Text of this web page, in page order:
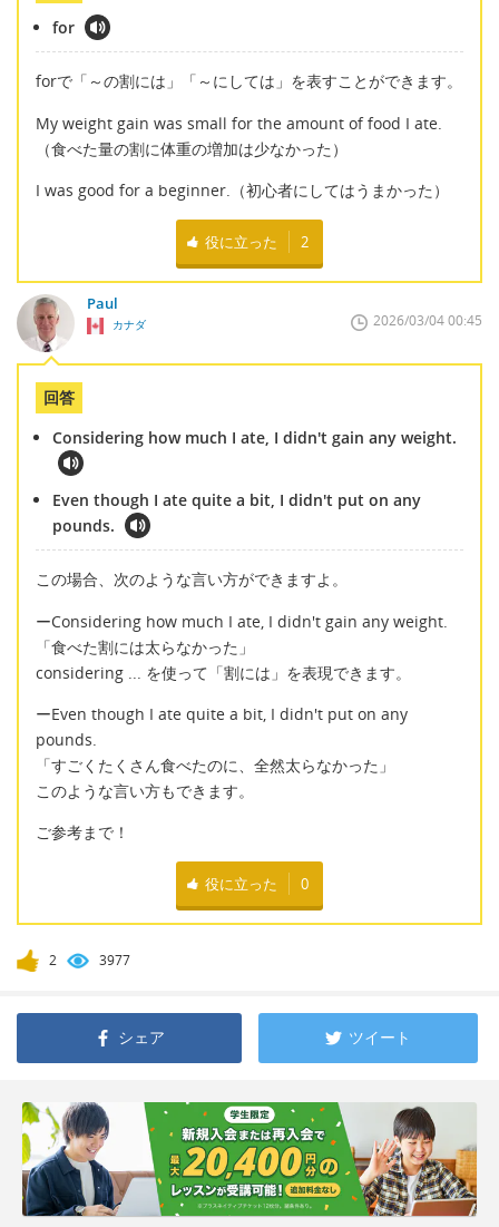
for
forで「～の割には」「～にしては」を表すことができます。
My weight gain was small for the amount of food I ate.
（食べた量の割に体重の増加は少なかった）
I was good for a beginner.（初心者にしてはうまかった）
役に立った 2
Paul
カナダ 2026/03/04 00:45
回答
Considering how much I ate, I didn't gain any weight.
Even though I ate quite a bit, I didn't put on any
pounds.
この場合、次のような言い方ができますよ。
ーConsidering how much I ate, I didn't gain any weight.
「食べた割には太らなかった」
considering ... を使って「割には」を表現できます。
ーEven though I ate quite a bit, I didn't put on any
pounds.
「すごくたくさん食べたのに、全然太らなかった」
このような言い方もできます。
ご参考まで！
役に立った 0
2 3977
シェア ツイート